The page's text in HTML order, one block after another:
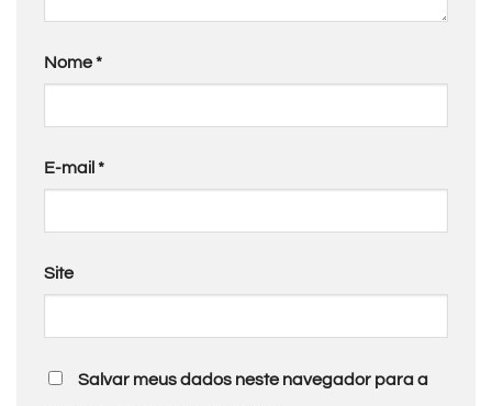
Nome*
E-mail*
Site
Salvar meus dados neste navegador para a